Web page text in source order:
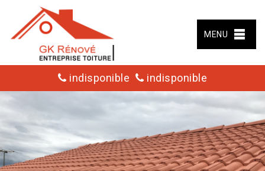
MENU
indisponible indisponible